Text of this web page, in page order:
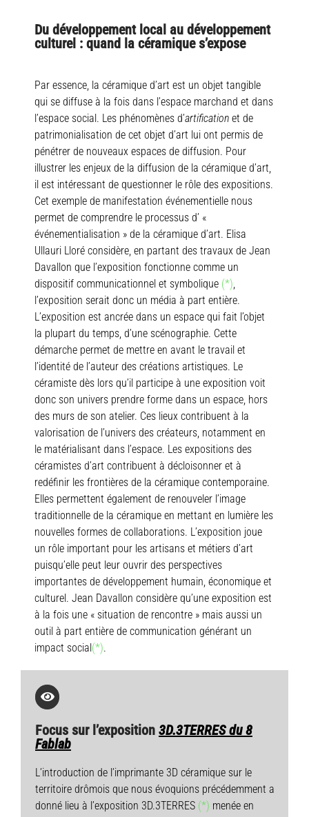
Du développement local au développement
culturel : quand la céramique s’expose
Par essence, la céramique d’art est un objet tangible
qui se diffuse à la fois dans l’espace marchand et dans
l’espace social. Les phénomènes d’artification et de
patrimonialisation de cet objet d’art lui ont permis de
pénétrer de nouveaux espaces de diffusion. Pour
illustrer les enjeux de la diffusion de la céramique d’art,
il est intéressant de questionner le rôle des expositions.
Cet exemple de manifestation événementielle nous
permet de comprendre le processus d’ «
événementialisation » de la céramique d’art. Elisa
Ullauri Lloré considère, en partant des travaux de Jean
Davallon que l’exposition fonctionne comme un
dispositif communicationnel et symbolique (*),
l’exposition serait donc un média à part entière.
L’exposition est ancrée dans un espace qui fait l’objet
la plupart du temps, d’une scénographie. Cette
démarche permet de mettre en avant le travail et
l’identité de l’auteur des créations artistiques. Le
céramiste dès lors qu’il participe à une exposition voit
donc son univers prendre forme dans un espace, hors
des murs de son atelier. Ces lieux contribuent à la
valorisation de l’univers des créateurs, notamment en
le matérialisant dans l’espace. Les expositions des
céramistes d’art contribuent à décloisonner et à
redéfinir les frontières de la céramique contemporaine.
Elles permettent également de renouveler l’image
traditionnelle de la céramique en mettant en lumière les
nouvelles formes de collaborations. L’exposition joue
un rôle important pour les artisans et métiers d’art
puisqu’elle peut leur ouvrir des perspectives
importantes de développement humain, économique et
culturel. Jean Davallon considère qu’une exposition est
à la fois une « situation de rencontre » mais aussi un
outil à part entière de communication générant un
impact social (*).
Focus sur l’exposition 3D.3TERRES du 8
Fablab
L’introduction de l’imprimante 3D céramique sur le
territoire drômois que nous évoquions précédemment a
donné lieu à l’exposition 3D.3TERRES (*) menée en